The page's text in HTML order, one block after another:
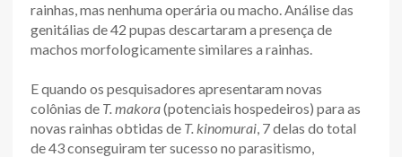
rainhas, mas nenhuma operária ou macho. Análise das
genitálias de 42 pupas descartaram a presença de
machos morfologicamente similares a rainhas.
E quando os pesquisadores apresentaram novas
colônias de T. makora(potenciais hospedeiros) para as
novas rainhas obtidas de T. kinomurai, 7 delas do total
de 43 conseguiram ter sucesso no parasitismo,